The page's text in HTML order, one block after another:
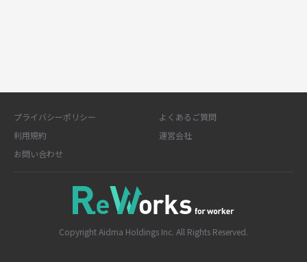
プライバシーポリシー
よくあるご質問
利用規約
運営会社
お問い合わせ
Copyright Aidma Holdings Inc. All Rights Reserved.